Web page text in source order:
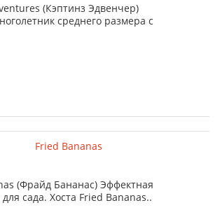
(Кэптинз Эдвенчер)
среднего размера с
(Фрайд Бананас) Эффектная
для сада. Хоста Fried Bananas..